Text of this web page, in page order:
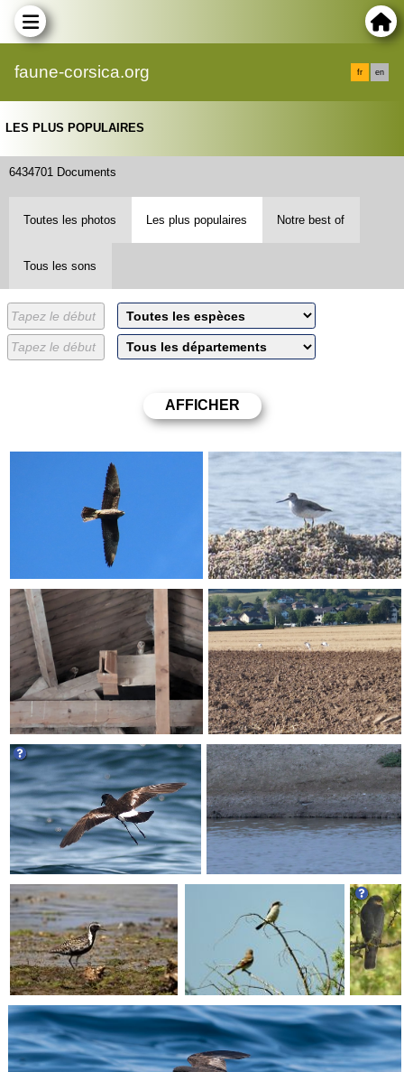
faune-corsica.org fr en
LES PLUS POPULAIRES
6434701 Documents
Toutes les photos Les plus populaires Notre best of
Tous les sons